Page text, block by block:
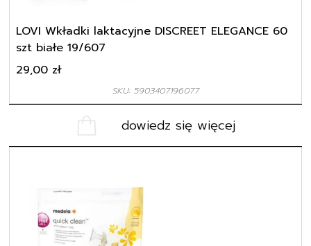
LOVI Wkładki laktacyjne DISCREET ELEGANCE 60
szt białe 19/607
SKU: 5903407196077
29,00 zł
dowiedz się więcej